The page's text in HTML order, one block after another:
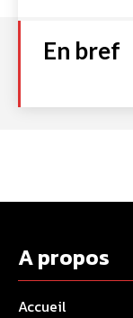
En bref
A propos
Accueil